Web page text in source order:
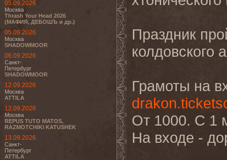
05.09.2026
Москва
Thrash Your Head 2026
(МАФИЯ, ДЕБОШЪ и др.)
05.09.2026
Москва
SHADOWMOOR
06.09.2026
Санкт-
Петербург
SHADOWMOOR
12.09.2026
Москва
ATTILA
12.09.2026
Москва
REPUS TUTO MATOS,
RAZMOTCHIKI KATUSHEK
13.09.2026
Санкт-
Петербург
ATTILA
Праздник
колдовского
Грамоты на
От 1000. С 1
На входе -